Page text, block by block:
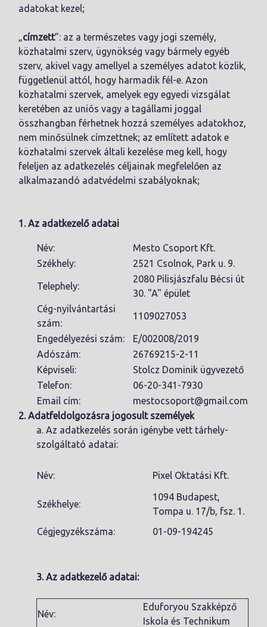
adatokat kezel;
„címzett”: az a természetes vagy jogi személy,
közhatalmi szerv, ügynökség vagy bármely egyéb
szerv, akivel vagy amellyel a személyes adatot közlik,
függetlenül attól, hogy harmadik fél-e. Azon
közhatalmi szervek, amelyek egy egyedi vizsgálat
keretében az uniós vagy a tagállami joggal
összhangban férhetnek hozzá személyes adatokhoz,
nem minősülnek címzettnek; az említett adatok e
közhatalmi szervek általi kezelése meg kell, hogy
feleljen az adatkezelés céljainak megfelelően az
alkalmazandó adatvédelmi szabályoknak;
1. Az adatkezelő adatai
Név:
Mesto Csoport Kft.
Székhely:
2521 Csolnok, Park u. 9.
Telephely:
2080 Pilisjászfalu Bécsi út
30. "A" épület
Cég-nyilvántartási
szám:
1109027053
Engedélyezési szám:
E/002008/2019
Adószám:
26769215-2-11
Képviseli:
Stolcz Dominik ügyvezető
Telefon:
06-20-341-7930
Email cím:
mestocsoport@gmail.com
2. Adatfeldolgozásra jogosult személyek
a. Az adatkezelés során igénybe vett tárhely-
szolgáltató adatai:
Név: Pixel Oktatási Kft.
Székhelye:
1094 Budapest,
Tompa u. 17/b, fsz. 1.
Cégjegyzékszáma:
01-09-194245
3. Az adatkezelő adatai:
Név:
Eduforyou Szakképző
Iskola és Technikum